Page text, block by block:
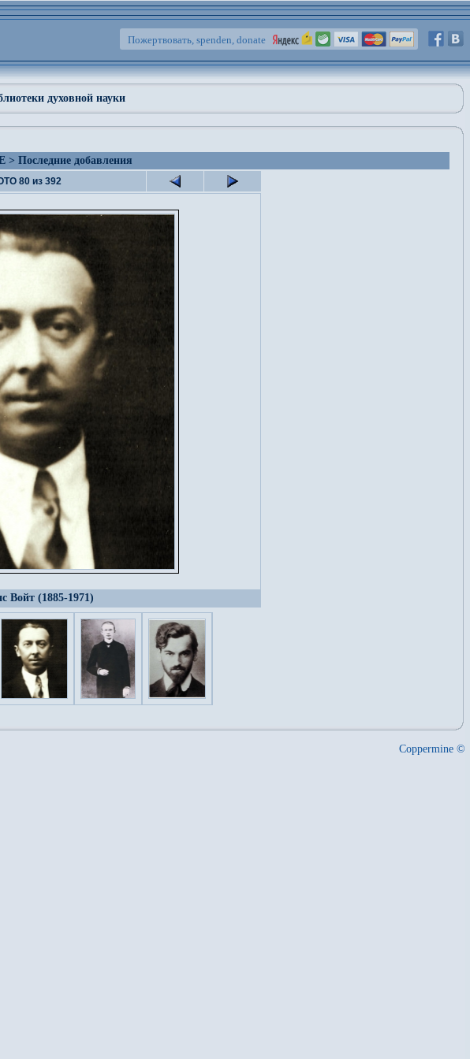
Пожертвовать, spenden, donate
духовной науки
добавления
80 из 392
Войт (1885-1971)
Coppermine ©